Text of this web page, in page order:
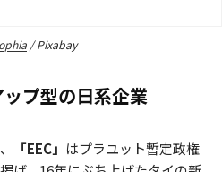
/ Pixabay
プ型の日系企業
「EEC」 はプラユット暫定政権